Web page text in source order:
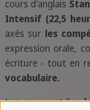
cours d'anglais
Intensif (22,5
axés sur les
expression orale,
écriture - tout en
vocabulaire.
Les cours ont lieu